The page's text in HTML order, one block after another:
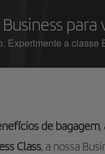
Business
Experimente a
de bagagem,
Class, a nossa